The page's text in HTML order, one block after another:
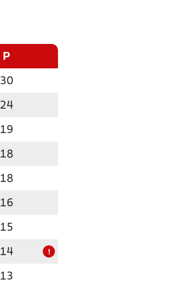
P
30
24
19
18
18
16
15
14 !
13